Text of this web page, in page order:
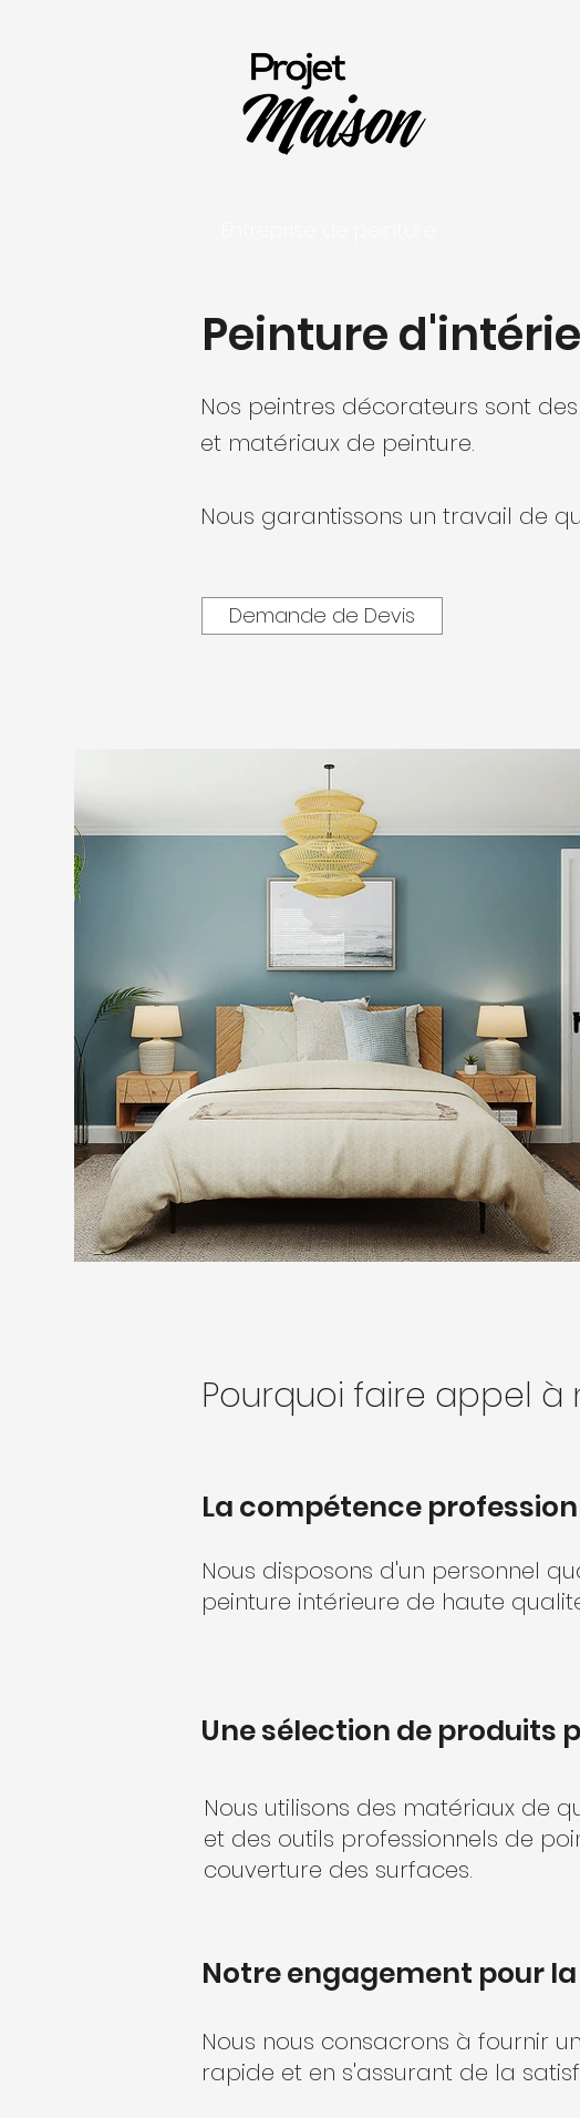
Peinture
Nos peintres décorateurs sont
et matériaux de peinture.
Nous garantissons un travail de
Demande de Devis
Pourquoi faire appel à
La compétence
Nous disposons d'un personnel
peinture intérieure de haute
Une sélection de produits
Nous utilisons des matériaux de
et des outils professionnels de
couverture des surfaces.
Notre engagement pour
Nous nous consacrons à fournir
rapide et en s'assurant de la